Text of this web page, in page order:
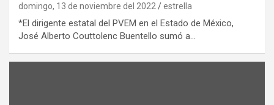
domingo, 13 de noviembre del 2022 estrella
*El dirigente estatal del PVEM en el Estado de México,
José Alberto Couttolenc Buentello sumó a…